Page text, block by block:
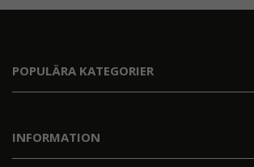
POPULÄRA KATEGORIER
INFORMATION